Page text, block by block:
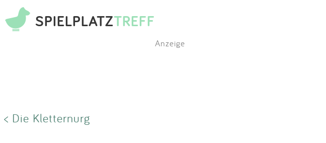
SPIELPLATZTREFF
Anzeige
< Die Kletternurg